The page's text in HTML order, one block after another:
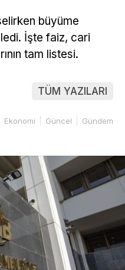
büyüme
İşte faiz, cari
tam listesi.
TÜM YAZILARI
Ekonomi Güncel Gündem